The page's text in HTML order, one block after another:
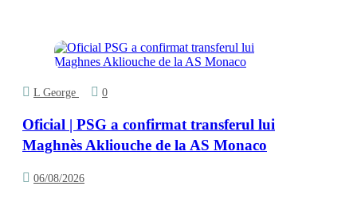
L George 0
Oficial | PSG a confirmat transferul lui
Maghnès Akliouche de la AS Monaco
06/08/2026